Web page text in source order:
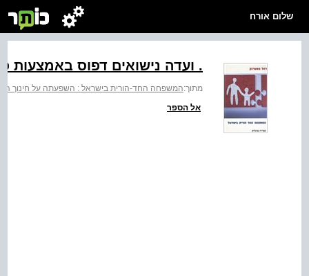
שלום אורח
. ועדה נישואים דפוס באמצעות
מתוך:המשפחה החד-הורית בישראל : השפעתה על חינוך
אל הספר